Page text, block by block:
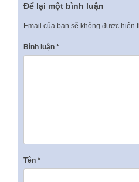
Để lại một bình luận
Email của bạn sẽ không được hiển
Bình luận *
Tên *